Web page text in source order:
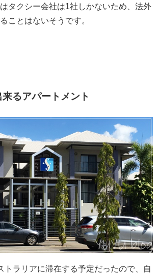
タクシー会社は1社しかないため、法外
ことはないそうです。
るアパートメント
トラリアに滞在する予定だったので、自